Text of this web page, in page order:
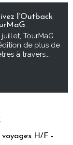
l’Outback
TourMaG
de plus de
à travers...
voyages H/F -